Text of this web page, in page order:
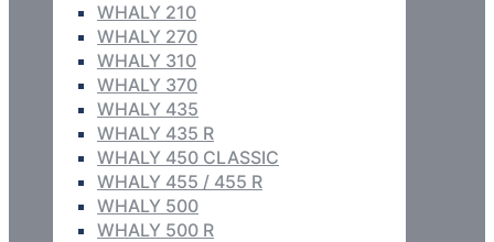
WHALY 210
WHALY 270
WHALY 310
WHALY 370
WHALY 435
WHALY 435 R
WHALY 450 CLASSIC
WHALY 455 / 455 R
WHALY 500
WHALY 500 R